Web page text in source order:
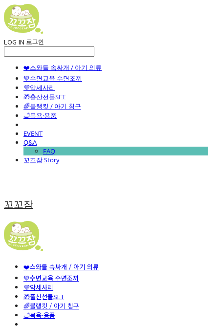
LOG IN 로그인
❤️스와들 속싸개 / 아기 의류
💚수면교육 수면조끼
💜악세사리
🎁출산선물SET
🌈블랭킷 / 아기 침구
🛁목욕·용품
EVENT
Q&A
FAQ
꼬꼬잠 Story
꼬꼬잠
❤️스와들 속싸개 / 아기 의류
💚수면교육 수면조끼
💜악세사리
🎁출산선물SET
🌈블랭킷 / 아기 침구
🛁목욕·용품